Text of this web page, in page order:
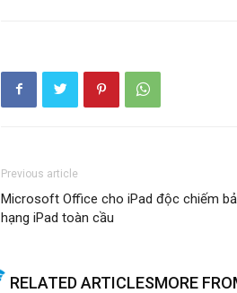
Previous article
Microsoft Office cho iPad độc chiếm
hạng iPad toàn cầu
RELATED ARTICLESMORE